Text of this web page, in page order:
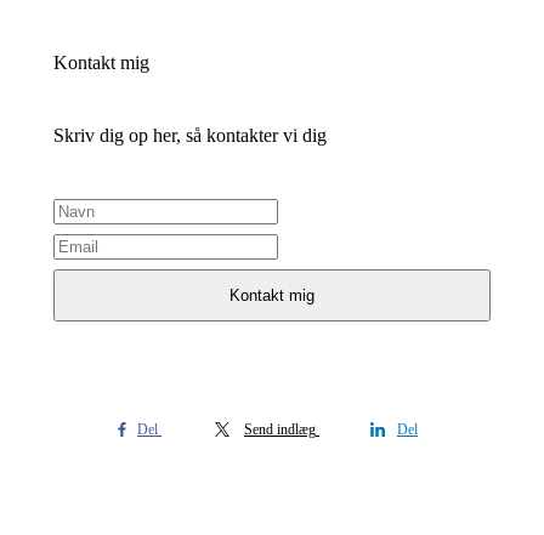
Kontakt mig
Skriv dig op her, så kontakter vi dig
Del Send indlæg Del